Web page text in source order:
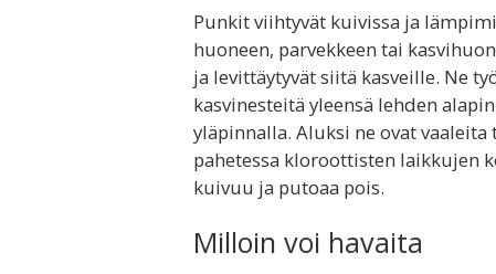
Punkit viihtyvät kuivissa ja
huoneen, parvekkeen tai
ja levittäytyvät siitä kasveille. Ne
kasvinesteitä yleensä lehden
yläpinnalla. Aluksi ne ovat
pahetessa kloroottisten laikkujen
kuivuu ja putoaa pois.
Milloin voi havaita